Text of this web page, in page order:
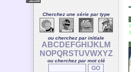
Cherchez une série par type
ou cherchez par initiale
A BC D E FGH J K LM
NOPQRSTUVWXYZ
ou cherchez par mot clé